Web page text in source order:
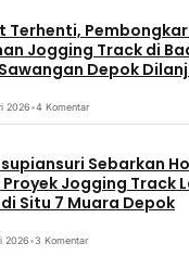
Terhenti,
Jogging Track di
Depok
2026•4 Komentar
Sebarkan
Jogging Track
Situ 7 Muara Depok
2026•3 Komentar